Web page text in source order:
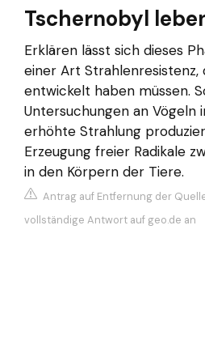
Tschernobyl
Erklären lässt sich dieses
einer Art Strahlenresistenz,
entwickelt haben müssen.
Untersuchungen an Vögeln
erhöhte Strahlung
Erzeugung freier Radikale
in den Körpern der Tiere.
Antrag auf Entfernung der
vollständige Antwort auf geo.de an